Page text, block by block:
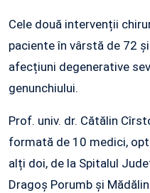
Cele două intervenții
paciente în vârstă de 72
afecțiuni degenerative
genunchiului.
Prof. univ. dr. Cătălin
formată de 10 medici,
alți doi, de la Spitalul
Dragoș Porumb și